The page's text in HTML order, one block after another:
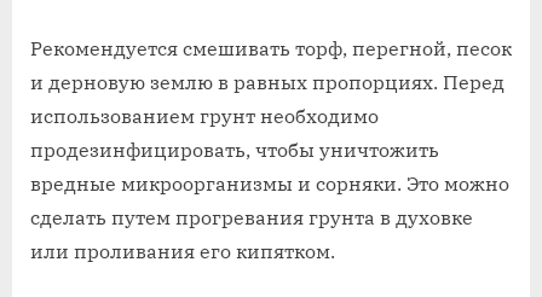
Рекомендуется смешивать торф, перегной, песок
и дерновую землю в равных пропорциях. Перед
использованием грунт необходимо
продезинфицировать, чтобы уничтожить
вредные микроорганизмы и сорняки. Это можно
сделать путем прогревания грунта в духовке
или проливания его кипятком.